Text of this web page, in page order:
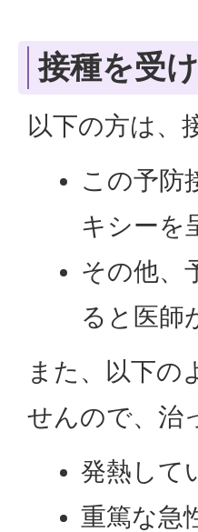
接種を受
以下の方は、
この予防
キシーを
その他、
ると医師
また、以下の
せんので、治
発熱して
重篤な急